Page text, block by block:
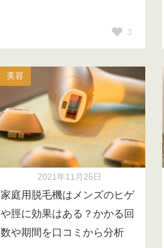
3
美容
2021年11月25日
家庭用脱毛機はメンズのヒゲ
や脛に効果はある？かかる回
数や期間を口コミから分析